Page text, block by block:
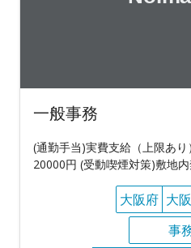
一般事務
(通勤手当)実費支給（上限あ
20000円 (受動喫煙対策)敷地
大阪府 大
事